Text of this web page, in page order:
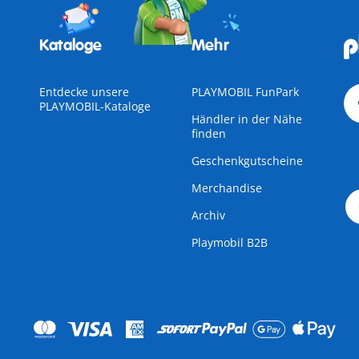
Kataloge
Entdecke unsere
PLAYMOBIL-Kataloge
Mehr
PLAYMOBIL FunPark
Händler in der Nähe
finden
Geschenkgutscheine
Merchandise
Archiv
Playmobil B2B